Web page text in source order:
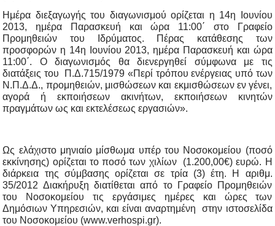
Ημέρα διεξαγωγής του διαγωνισμού ορίζεται η 14η Ιουνίου
2013, ημέρα Παρασκευή και ώρα 11:00΄ στο Γραφείο
Προμηθειών του Ιδρύματος. Πέρας κατάθεσης των
προσφορών η 14η Ιουνίου 2013, ημέρα Παρασκευή και ώρα
11:00΄. Ο διαγωνισμός θα διενεργηθεί σύμφωνα με τις
διατάξεις του Π.Δ.715/1979 «Περί τρόπου ενέργειας υπό των
Ν.Π.Δ.Δ., προμηθειών, μισθώσεων και εκμισθώσεων εν γένει,
αγορά ή εκποιήσεων ακινήτων, εκποιήσεων κινητών
πραγμάτων ως και εκτελέσεως εργασιών».
Ως ελάχιστο μηνιαίο μίσθωμα υπέρ του Νοσοκομείου (ποσό
εκκίνησης) ορίζεται το ποσό των χιλίων (1.200,00€) ευρώ. Η
διάρκεια της σύμβασης ορίζεται σε τρία (3) έτη. Η αριθμ.
35/2012 Διακήρυξη διατίθεται από το Γραφείο Προμηθειών
του Νοσοκομείου τις εργάσιμες ημέρες και ώρες των
Δημόσιων Υπηρεσιών, και είναι αναρτημένη στην ιστοσελίδα
του Νοσοκομείου (www.verhospi.gr).